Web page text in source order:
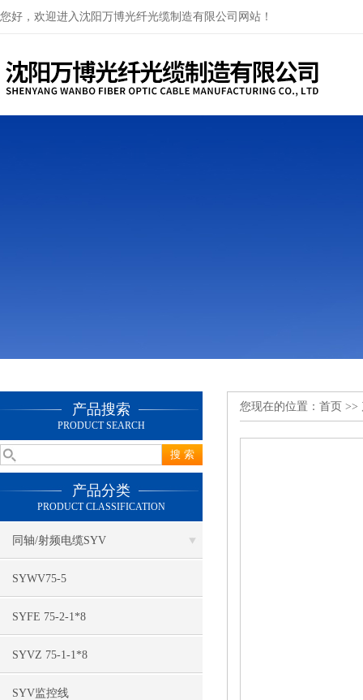
您好，欢迎进入沈阳万博光纤光缆制造有限公司网站！
产品搜索
PRODUCT SEARCH
产品分类
PRODUCT CLASSIFICATION
同轴/射频电缆SYV
SYWV75-5
SYFE 75-2-1*8
SYVZ 75-1-1*8
SYV监控线
您现在的位置： 首页 >>